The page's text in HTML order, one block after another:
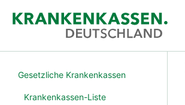
Gesetzliche Krankenkassen
Krankenkassen-Liste